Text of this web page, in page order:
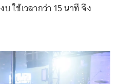
ใช้เวลากว่า 15 นาที จึง